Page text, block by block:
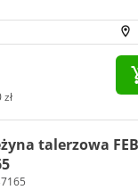
talerzowa